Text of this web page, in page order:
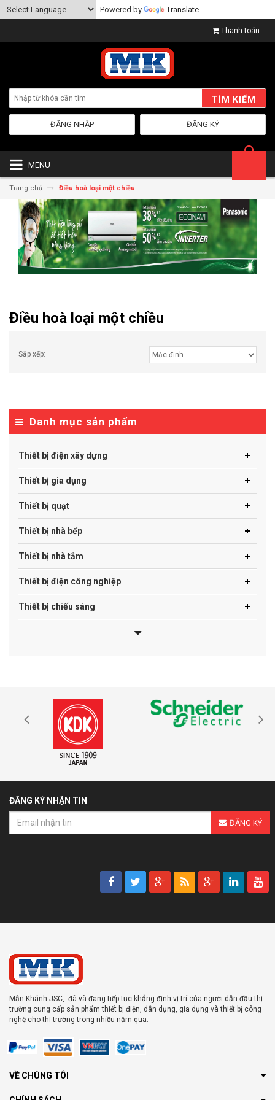
Powered by Translate
Thanh toán
TÌM KIẾM
ĐĂNG KÝ
ĐĂNG NHẬP
MENU
Trang chủ Điều hoà loại một chiều
Điều hoà loại một chiều
Sắp xếp:
Danh mục sản phẩm
Thiết bị điện xây dựng
Thiết bị gia dụng
Thiết bị quạt
Thiết bị nhà bếp
Thiết bị nhà tắm
Thiết bị điện công nghiệp
Thiết bị chiếu sáng
ĐĂNG KÝ NHẬN TIN
ĐĂNG KÝ
Mẫn Khánh JSC,. đã và đang tiếp tục khẳng định vị trí của người dẫn đầu thị
trường cung cấp sản phẩm thiết bị điện, dân dụng, gia dụng và thiết bị công
nghệ cho thị trường trong nhiều năm qua.
VỀ CHÚNG TÔI